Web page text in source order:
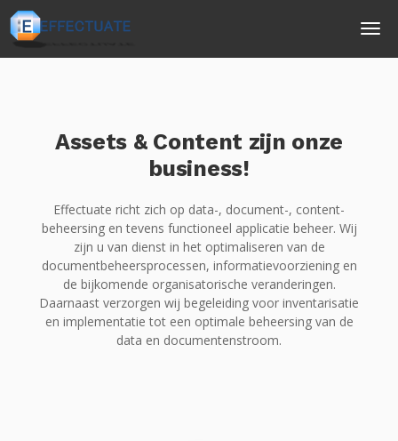
Assets & Content zijn onze
business!
Effectuate richt zich op data-, document-, content-
beheersing en tevens functioneel applicatie beheer. Wij
zijn u van dienst in het optimaliseren van de
documentbeheersprocessen, informatievoorziening en
de bijkomende organisatorische veranderingen.
Daarnaast verzorgen wij begeleiding voor inventarisatie
en implementatie tot een optimale beheersing van de
data en documentenstroom.